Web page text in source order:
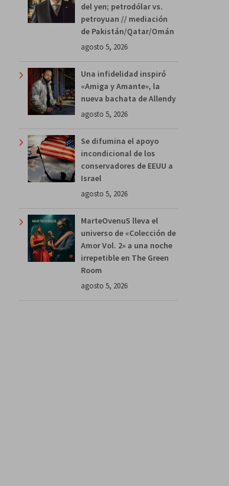
del yen; petrodólar vs.
petroyuan // mediación
de Pakistán/Qatar/Omán
agosto 5, 2026
Una infidelidad inspiró
«Amiga y Amante», la
nueva bachata de Allendy
agosto 5, 2026
Se difumina el apoyo
incondicional de los
conservadores de EEUU a
Israel
agosto 5, 2026
MarteOvenuS lleva el
universo de «Colección de
Amor Vol. 2» a una noche
irrepetible en The Green
Room
agosto 5, 2026